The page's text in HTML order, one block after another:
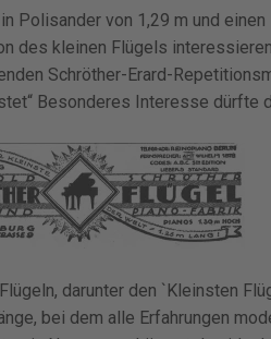
von 1,29 m und einen
des kleinen Flügels
Schröther-Erard-
Besonderes Interesse dürfte
darunter den `Kleinsten
bei dem alle Erfahrungen